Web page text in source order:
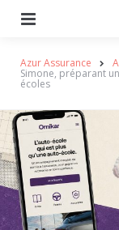
Azur Assurance
Simone, préparant
écoles